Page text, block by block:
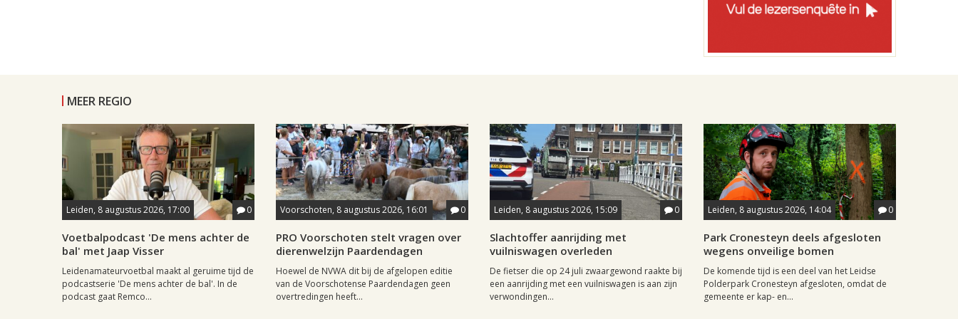
MEER REGIO
Leiden, 8 augustus 2026, 17:00 0
Voetbalpodcast 'De mens achter de
bal' met Jaap Visser
Leidenamateurvoetbal maakt al geruime tijd de
podcastserie 'De mens achter de bal'. In de
podcast gaat Remco...
Voorschoten, 8 augustus 2026, 16:01 0
PRO Voorschoten stelt vragen over
dierenwelzijn Paardendagen
Hoewel de NVWA dit bij de afgelopen editie
van de Voorschotense Paardendagen geen
overtredingen heeft...
Leiden, 8 augustus 2026, 15:09 0
Slachtoffer aanrijding met
vuilniswagen overleden
De fietser die op 24 juli zwaargewond raakte bij
een aanrijding met een vuilniswagen is aan zijn
verwondingen...
Leiden, 8 augustus 2026, 14:04 0
Park Cronesteyn deels afgesloten
wegens onveilige bomen
De komende tijd is een deel van het Leidse
Polderpark Cronesteyn afgesloten, omdat de
gemeente er kap- en...